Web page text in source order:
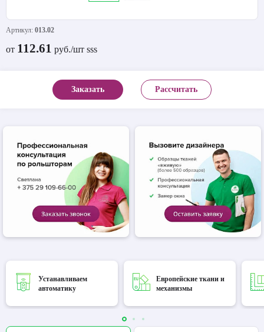
Артикул: 013.02
от 112.61 руб./шт sss
Заказать Рассчитать
Устанавливаем
автоматику
Европейские ткани и
механизмы